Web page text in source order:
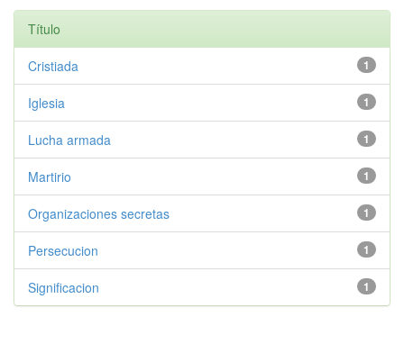
Título
1
Cristiada
1
Iglesia
1
Lucha armada
1
Martirio
1
Organizaciones secretas
1
Persecucion
1
Significacion